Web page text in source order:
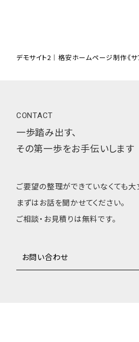
デモサイト2｜格安ホームページ制作
CONTACT
一歩踏み出す、
その第一歩をお手伝いします
ご要望の整理ができていなくても大
まずはお話を聞かせてください。
ご相談・お見積りは無料です。
お問い合わせ